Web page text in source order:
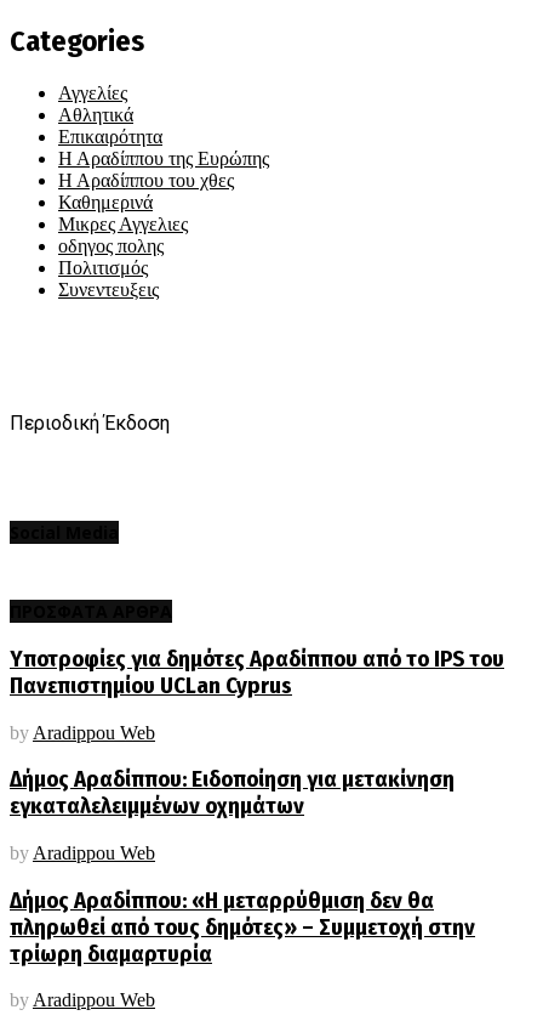
Categories
Αγγελίες
Αθλητικά
Επικαιρότητα
Η Αραδίππου της Ευρώπης
Η Αραδίππου του χθες
Καθημερινά
Μικρες Αγγελιες
οδηγος πολης
Πολιτισμός
Συνεντευξεις
Περιοδική Έκδοση
Υποτροφίες για δημότες Αραδίππου από το IPS του
Πανεπιστημίου UCLan Cyprus
by Aradippou Web
Δήμος Αραδίππου: Ειδοποίηση για μετακίνηση
εγκαταλελειμμένων οχημάτων
by Aradippou Web
Δήμος Αραδίππου: «Η μεταρρύθμιση δεν θα
πληρωθεί από τους δημότες» – Συμμετοχή στην
τρίωρη διαμαρτυρία
byAradippou Web